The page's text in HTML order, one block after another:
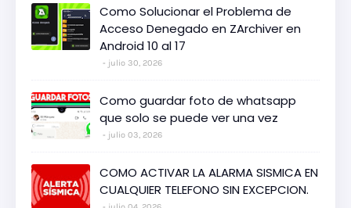
Como Solucionar el Problema de
Acceso Denegado en ZArchiver en
Android 10 al 17
julio 30, 2026
Como guardar foto de whatsapp
que solo se puede ver una vez
julio 03, 2026
COMO ACTIVAR LA ALARMA SISMICA EN
CUALQUIER TELEFONO SIN EXCEPCION.